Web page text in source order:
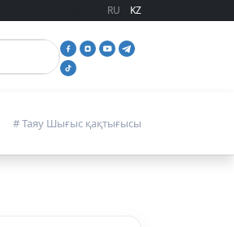
RU KZ
# Таяу Шығыс қақтығысы